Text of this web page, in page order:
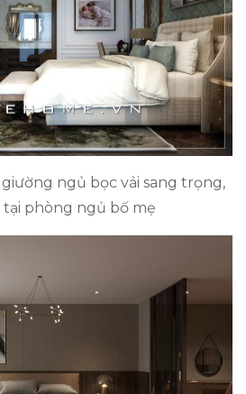
ngủ bọc vải sang trọng,
tại phòng ngủ bố mẹ